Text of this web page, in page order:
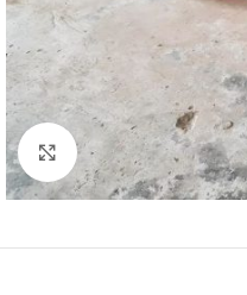
Click to enlarge